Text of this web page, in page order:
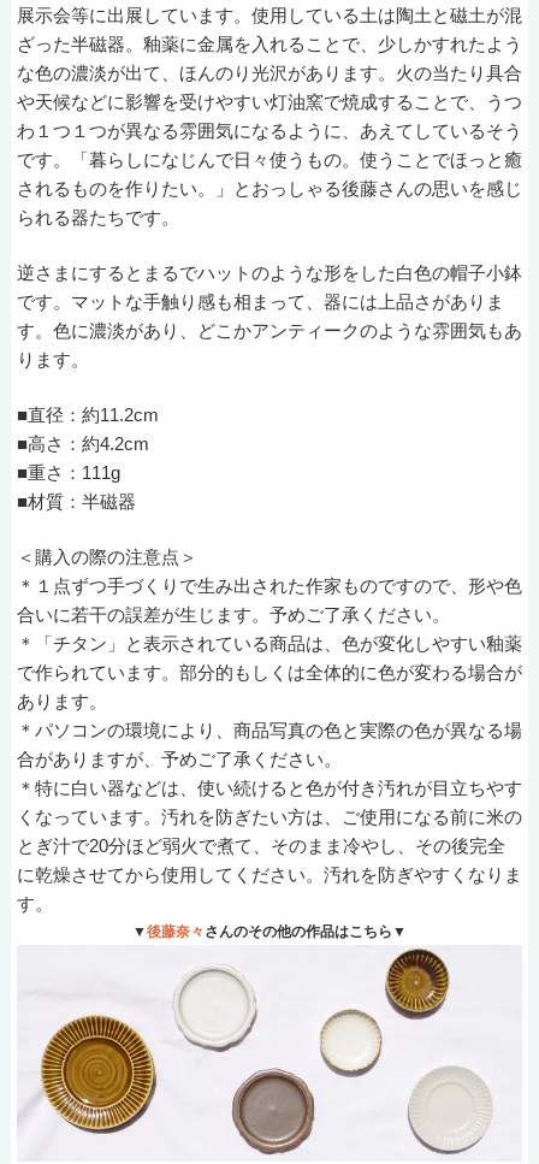
展示会等に出展しています。使用している土は陶土と磁土が混
ざった半磁器。釉薬に金属を入れることで、少しかすれたよう
な色の濃淡が出て、ほんのり光沢があります。火の当たり具合
や天候などに影響を受けやすい灯油窯で焼成することで、うつ
わ１つ１つが異なる雰囲気になるように、あえてしているそう
です。「暮らしになじんで日々使うもの。使うことでほっと癒
されるものを作りたい。」とおっしゃる後藤さんの思いを感じ
られる器たちです。
逆さまにするとまるでハットのような形をした白色の帽子小鉢
です。マットな手触り感も相まって、器には上品さがありま
す。色に濃淡があり、どこかアンティークのような雰囲気もあ
ります。
■直径：約11.2cm
■高さ：約4.2cm
■重さ：111g
■材質：半磁器
＜購入の際の注意点＞
＊１点ずつ手づくりで生み出された作家ものですので、形や色
合いに若干の誤差が生じます。予めご了承ください。
＊「チタン」と表示されている商品は、色が変化しやすい釉薬
で作られています。部分的もしくは全体的に色が変わる場合が
あります。
＊パソコンの環境により、商品写真の色と実際の色が異なる場
合がありますが、予めご了承ください。
＊特に白い器などは、使い続けると色が付き汚れが目立ちやす
くなっています。汚れを防ぎたい方は、ご使用になる前に米の
とぎ汁で20分ほど弱火で煮て、そのまま冷やし、その後完全
に乾燥させてから使用してください。汚れを防ぎやすくなりま
す。
▼後藤奈々 さんのその他の作品はこちら▼